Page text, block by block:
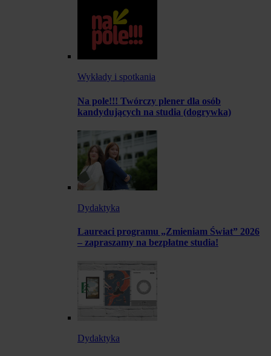
Wykłady i spotkania
Na pole!!! Twórczy plener dla osób
kandydujących na studia (dogrywka)
Dydaktyka
Laureaci programu „Zmieniam Świat” 2026
– zapraszamy na bezpłatne studia!
Dydaktyka